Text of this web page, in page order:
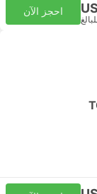
احجز الآن